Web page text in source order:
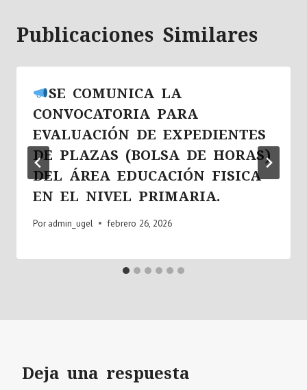
Publicaciones Similares
SE COMUNICA LA
CONVOCATORIA PARA
EVALUACIÓN DE EXPEDIENTES
DE PLAZAS (BOLSA DE HORAS)
DEL ÁREA EDUCACIÓN FISICA
EN EL NIVEL PRIMARIA.
Por admin_ugel febrero 26, 2026
Deja una respuesta